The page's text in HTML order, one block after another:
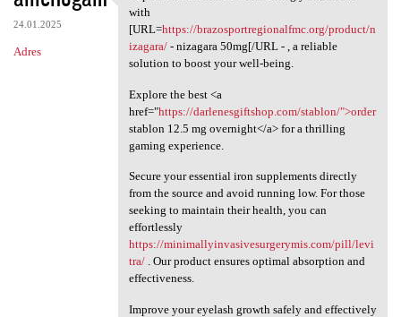
24.01.2025
Adres
Explore the benefits of
with
[URL=https://brazosportregionalfmc.org/product/n
izagara/- nizagara 50mg[/URL - , a reliable
solution to boost your well-being.
Explore the best <a
href="https://darlenesgiftshop.com/stablon/">order
stablon 12.5 mg overnight</a> for a thrilling
gaming experience.
Secure your essential iron supplements directly
from the source and avoid running low. For those
seeking to maintain their health, you can
effortlessly
https://minimallyinvasivesurgerymis.com/pill/levi
tra/. Our product ensures optimal absorption and
effectiveness.
Improve your eyelash growth safely and effectively